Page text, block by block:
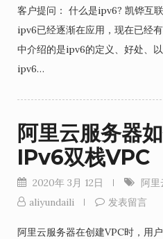
客户提问： 什么是ipv6? 凯铧互
ipv6已经逐渐在应用，现在已经
中介绍的是ipv6的定义、好处、
ipv6…
阿里云服务器
IPv6双栈VPC
2020年 3月 12日
阿里
aliyundaili
发表留言
阿里云服务器在创建VPC时，用